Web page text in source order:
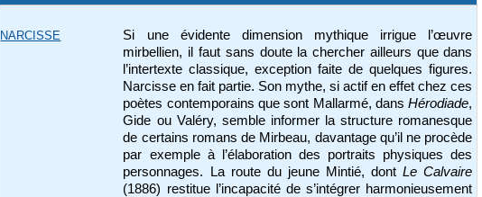
NARCISSE
Si une évidente dimension mythique irrigue l’œuvre
mirbellien, il faut sans doute la chercher ailleurs que dans
l’intertexte classique, exception faite de quelques figures.
Narcisse en fait partie. Son mythe, si actif en effet chez ces
poètes contemporains que sont Mallarmé, dansHérodiade,
Gide ou Valéry, semble informer la structure romanesque
de certains romans de Mirbeau, davantage qu’il ne procède
par exemple à l’élaboration des portraits physiques des
personnages. La route du jeune Mintié, dontLe Calvaire
(1886) restitue l’incapacité de s’intégrer harmonieusement